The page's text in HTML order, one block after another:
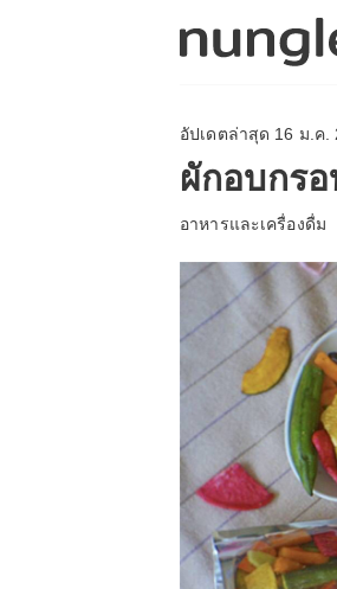
อัปเดตล่าสุด 16 ม.ค.
ผักอบกร
อาหารและเครื่องดื่ม